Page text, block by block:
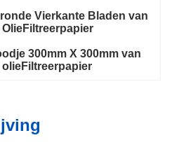
ronde Vierkante Bladen van
OlieFiltreerpapier
300mm X 300mm van
olieFiltreerpapier